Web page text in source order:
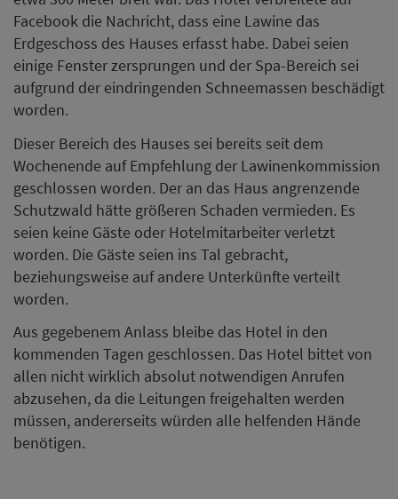
Facebook die Nachricht, dass eine Lawine das
Erdgeschoss des Hauses erfasst habe. Dabei seien
einige Fenster zersprungen und der Spa-Bereich sei
aufgrund der eindringenden Schneemassen beschädigt
worden.
Dieser Bereich des Hauses sei bereits seit dem
Wochenende auf Empfehlung der Lawinenkommission
geschlossen worden. Der an das Haus angrenzende
Schutzwald hätte größeren Schaden vermieden. Es
seien keine Gäste oder Hotelmitarbeiter verletzt
worden. Die Gäste seien ins Tal gebracht,
beziehungsweise auf andere Unterkünfte verteilt
worden.
Aus gegebenem Anlass bleibe das Hotel in den
kommenden Tagen geschlossen. Das Hotel bittet von
allen nicht wirklich absolut notwendigen Anrufen
abzusehen, da die Leitungen freigehalten werden
müssen, andererseits würden alle helfenden Hände
benötigen.